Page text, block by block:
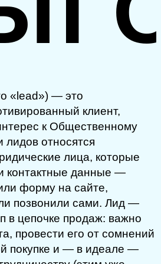
«lead») — это
клиент,
к Общественному
лидов относятся
лица, которые
контактные данные —
форму на сайте,
позвонили сами. Лид —
в цепочке продаж: важно
провести его от сомнений
покупке и — в идеале —